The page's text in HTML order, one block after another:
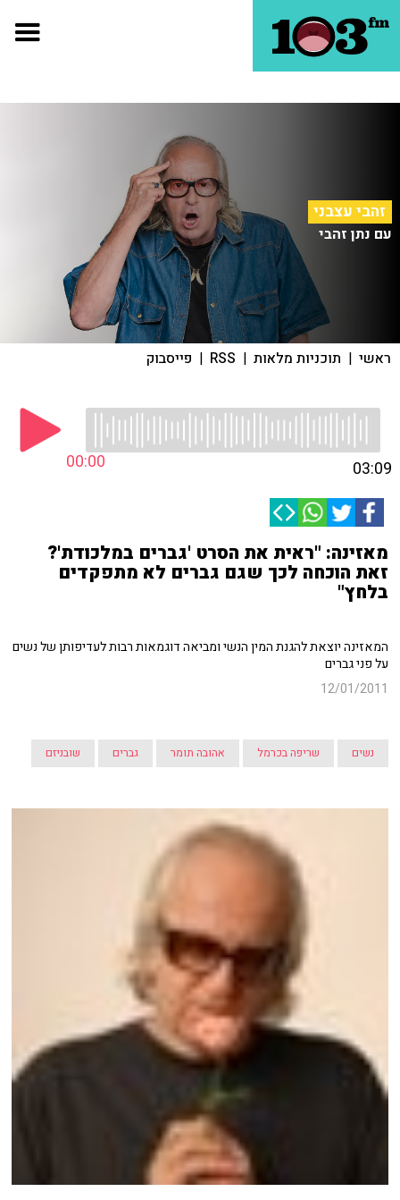
זהבי עצבני
עם נתן זהבי
ראשי | תוכניות מלאות |
RSS
| פייסבוק
00:00 03:09
מאזינה: "ראית את הסרט 'גברים במלכודת'?
זאת הוכחה לכך שגם גברים לא מתפקדים
בלחץ"
המאזינה יוצאת להגנת המין הנשי ומביאה דוגמאות רבות לעדיפותן של נשים
על פני גברים
12/01/2011
נשים שריפה בכרמל אהובה תומר גברים שובניזם